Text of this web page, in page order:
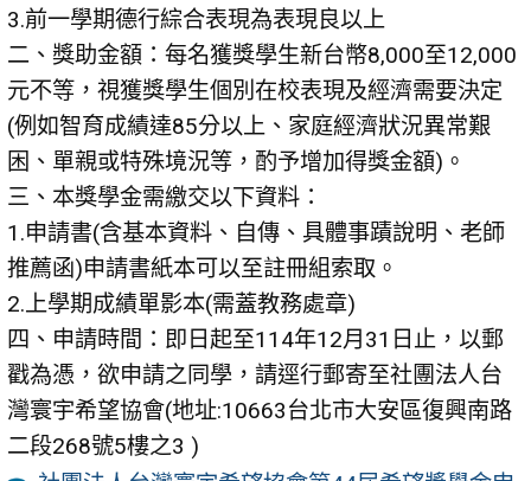
3.前一學期德行綜合表現為表現良以上
二、獎助金額：每名獲獎學生新台幣8,000至12,000
元不等，視獲獎學生個別在校表現及經濟需要決定
(例如智育成績達85分以上、家庭經濟狀況異常艱
困、單親或特殊境況等，酌予增加得獎金額) 。
三、本獎學金需繳交以下資料：
1.申請書(含基本資料、自傳、具體事蹟說明、老師
推薦函)申請書紙本可以至註冊組索取。
2.上學期成績單影本(需蓋教務處章)
四、申請時間：即日起至114年12月 31 日止，以郵
戳為憑，欲申請之同學，請逕行郵寄至社團法人台
灣寰宇希望協會(地址:10663台北市大安區復興南路
二段268號5樓之3 )